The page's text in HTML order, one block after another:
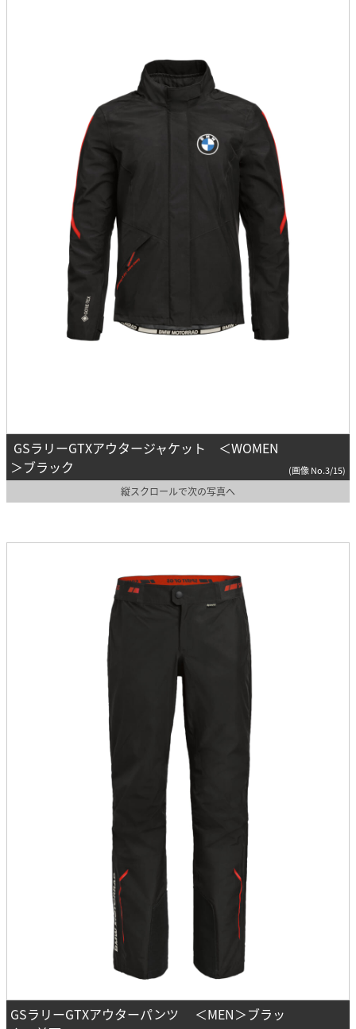
GSラリーGTXアウタージャケット ＜WOMEN
＞ブラック
(画像 No.3/15)
縦スクロールで次の写真へ
GSラリーGTXアウターパンツ ＜MEN＞ブラッ